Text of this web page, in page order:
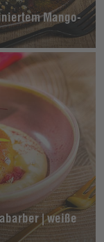
Mango-
| weiße